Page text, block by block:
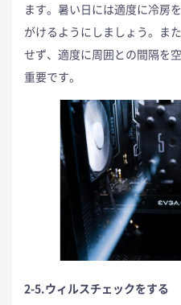
ます。暑い日には適度に冷房
がけるようにしましょう。ま
せず、適度に周囲との間隔を
重要です。
2-5.ウィルスチェックをする